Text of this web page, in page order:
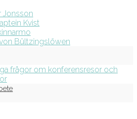
Jonsson
Kvist
Bültzingslöwen
frågor om konferensresor och